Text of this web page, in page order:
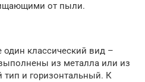
от пыли.
классический вид –
из металла или из
тип и горизонтальный. К